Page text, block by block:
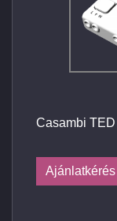
Casambi TED
Ajánlatkérés